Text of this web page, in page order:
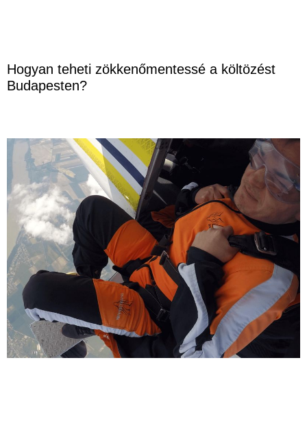
Hogyan teheti zökkenőmentessé a költözést
Budapesten?